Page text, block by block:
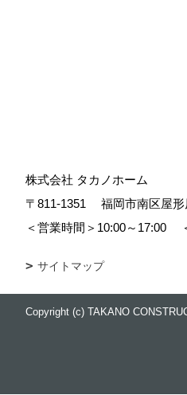
株式会社 タカノホーム
〒811-1351
福岡市南区屋
＜営業時間＞10:00～17:00
サイトマップ
Copyright (c) TAKANO